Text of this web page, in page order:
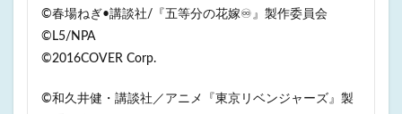
©春場ねぎ•講談社/『五等分の花嫁♾』製作委員会
©L5/NPA
©2016COVER Corp.
©和久井健・講談社／アニメ『東京リベンジャーズ』製